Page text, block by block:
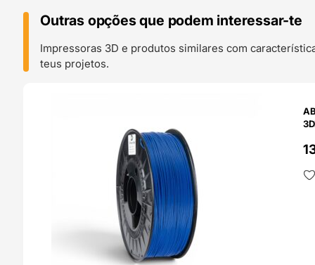
Outras opções que podem interessar-te
Impressoras 3D e produtos similares com
teus projetos.